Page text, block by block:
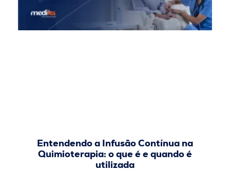
Entendendo a Infusão Contínua na
Quimioterapia: o que é e quando é
utilizada